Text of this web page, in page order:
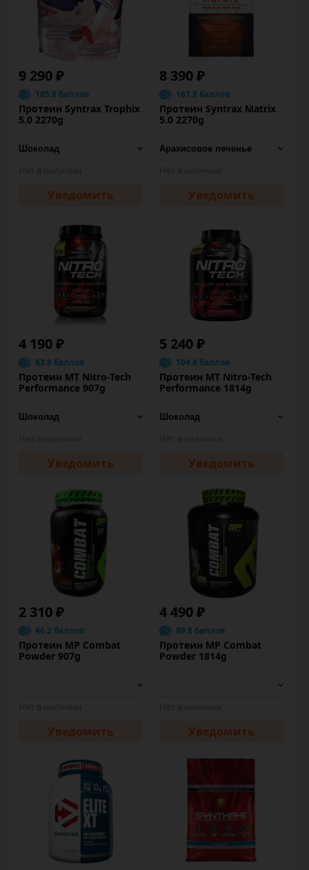
9 290 ₽
185.8 баллов
Протеин Syntrax Trophix
5.0 2270g
Уведомить
8 390 ₽
167.8 баллов
Протеин Syntrax Matrix
5.0 2270g
Уведомить
4 190 ₽
83.8 баллов
Протеин MT Nitro-Tech
Performance 907g
Уведомить
5 240 ₽
104.8 баллов
Протеин MT Nitro-Tech
Performance 1814g
Уведомить
2 310 ₽
46.2 баллов
Протеин MP Combat
Powder 907g
Уведомить
4 490 ₽
89.8 баллов
Протеин MP Combat
Powder 1814g
Уведомить